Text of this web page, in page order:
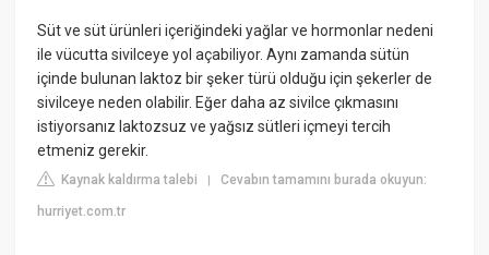
Süt ve süt ürünleri içeriğindeki yağlar ve hormonlar nedeni
ile vücutta sivilceye yol açabiliyor. Aynı zamanda sütün
içinde bulunan laktoz bir şeker türü olduğu için şekerler de
sivilceye neden olabilir. Eğer daha az sivilce çıkmasını
istiyorsanız laktozsuz ve yağsız sütleri içmeyi tercih
etmeniz gerekir.
Kaynak kaldırma talebi |Cevabın tamamını burada okuyun:
hurriyet.com.tr